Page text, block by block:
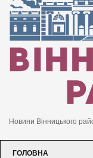
Новини Вінницького
ГОЛОВНА